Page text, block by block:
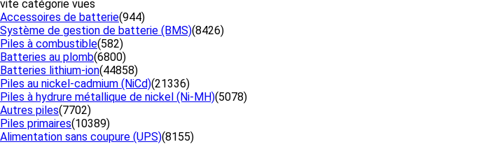
vite catégorie vues
Accessoires de batterie(944)
Système de gestion de batterie (BMS)(8426)
Piles à combustible(582)
Batteries au plomb(6800)
Batteries lithium-ion(44858)
Piles au nickel-cadmium (NiCd)(21336)
Piles à hydrure métallique de nickel (Ni-MH)(5078)
Autres piles(7702)
Piles primaires(10389)
Alimentation sans coupure (UPS)(8155)